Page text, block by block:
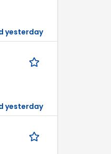
yesterday
yesterday